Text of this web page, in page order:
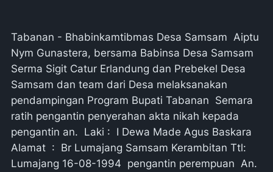
Tabanan - Bhabinkamtibmas Desa Samsam Aiptu
Nym Gunastera, bersama Babinsa Desa Samsam
Serma Sigit Catur Erlandung dan Prebekel Desa
Samsam dan team dari Desa melaksanakan
pendampingan Program Bupati Tabanan Semara
ratih pengantin penyerahan akta nikah kepada
pengantin an. Laki : I Dewa Made Agus Baskara
Alamat : Br Lumajang Samsam Kerambitan Ttl:
Lumajang 16-08-1994 pengantin perempuan An.